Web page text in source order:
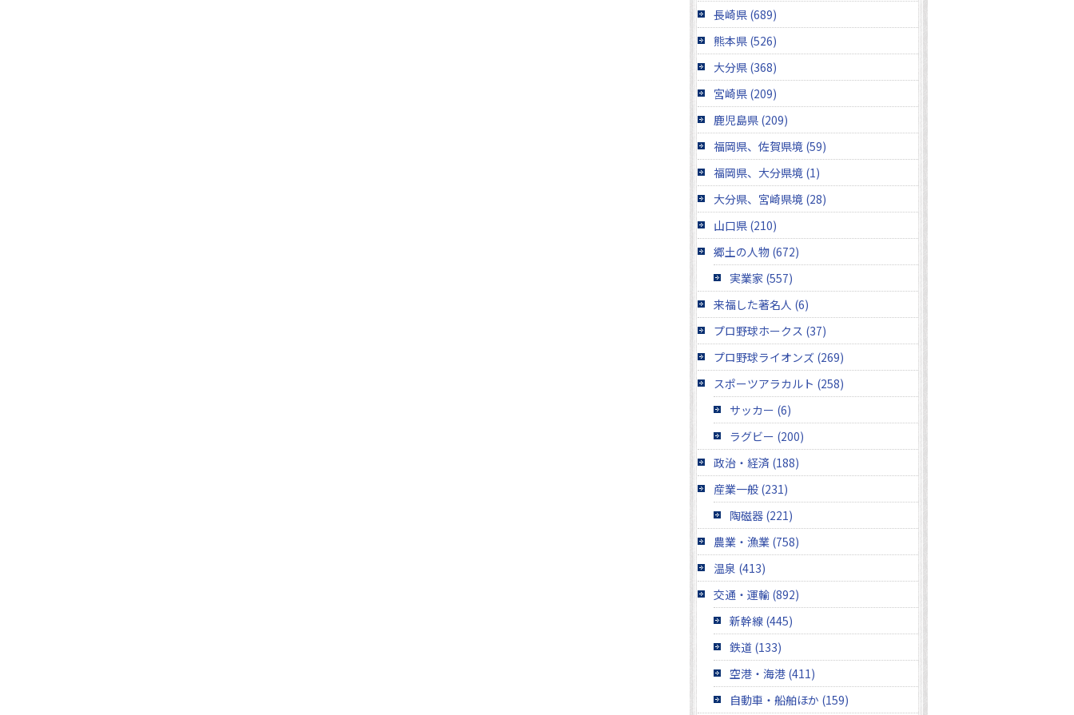
長崎県 (689)
熊本県 (526)
大分県 (368)
宮崎県 (209)
鹿児島県 (209)
福岡県、佐賀県境 (59)
福岡県、大分県境 (1)
大分県、宮崎県境 (28)
山口県 (210)
郷土の人物 (672)
実業家 (557)
来福した著名人 (6)
プロ野球ホークス (37)
プロ野球ライオンズ (269)
スポーツアラカルト (258)
サッカー (6)
ラグビー (200)
政治・経済 (188)
産業一般 (231)
陶磁器 (221)
農業・漁業 (758)
温泉 (413)
交通・運輸 (892)
新幹線 (445)
鉄道 (133)
空港・海港 (411)
自動車・船舶ほか (159)